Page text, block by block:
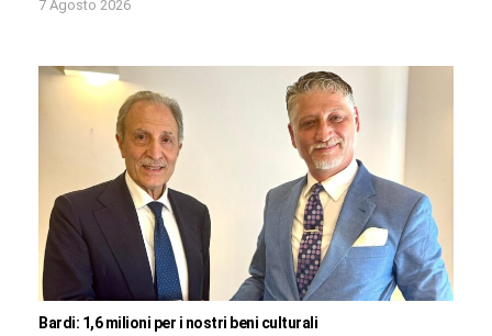
7 Agosto 2026
Bardi: 1,6 milioni per i nostri beni culturali